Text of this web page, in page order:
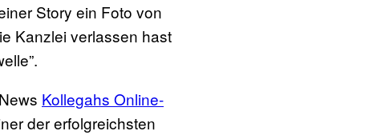
Story ein Foto von
Kanzlei verlassen hast
Kollegahs Online-
der erfolgreichsten